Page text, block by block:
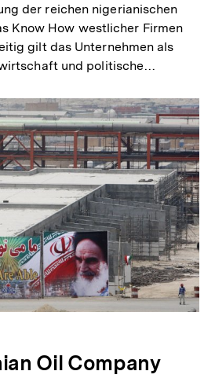
der reichen nigerianischen
Know How westlicher Firmen
gilt das Unternehmen als
und politische…
Oil Company